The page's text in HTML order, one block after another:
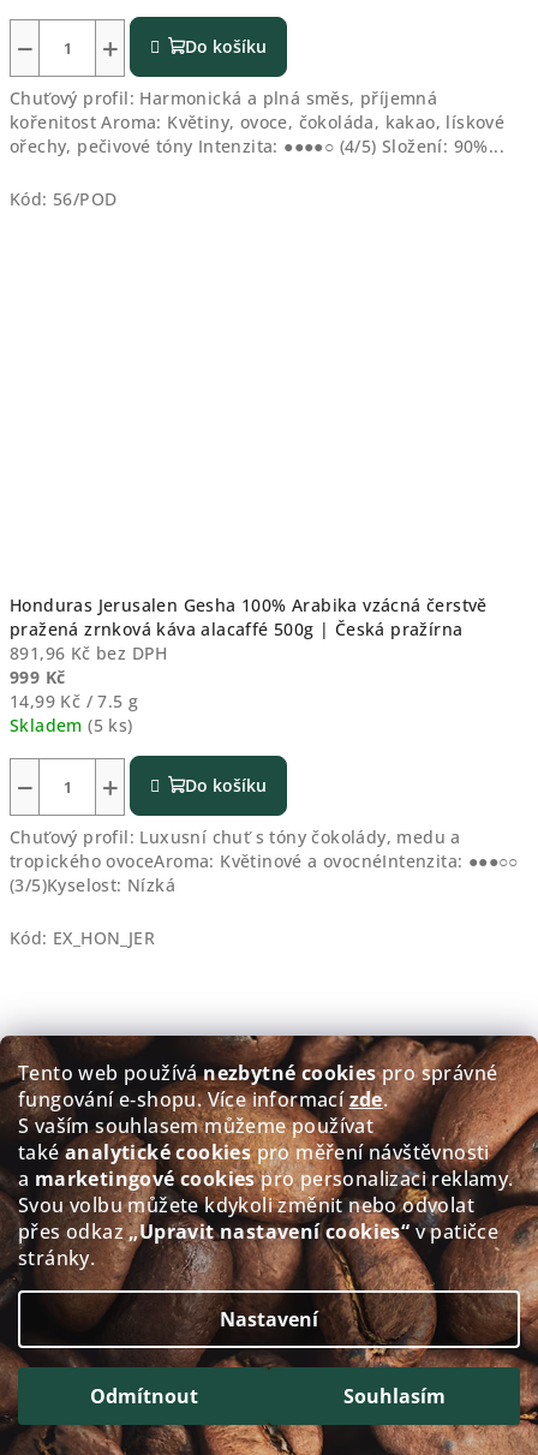
Tento web používánezbytné cookiespro správné
fungování e‑shopu. Více informacízde.
S vaším souhlasem můžeme používat
takéanalytické cookiespro měření návštěvnosti
a marketingové cookiespro personalizaci reklamy.
Svou volbu můžete kdykoli změnit nebo odvolat
přes odkaz„Upravit nastavení cookies“v patičce
stránky.
Nastavení
Odmítnout Souhlasím
+
− Do košíku
Chuťový profil: Harmonická a plná směs, příjemná
kořenitost Aroma: Květiny, ovoce, čokoláda, kakao, lískové
ořechy, pečivové tóny Intenzita: ●●●●○ (4/5) Složení: 90%...
Kód: 56/POD
Honduras Jerusalen Gesha 100% Arabika vzácná čerstvě
pražená zrnková káva alacaffé 500g | Česká pražírna
891,96 Kč bez DPH
999 Kč
Měrná
cena:
14,99 Kč / 7.5 g
Skladem(5 ks)
+
− Do košíku
Chuťový profil: Luxusní chuť s tóny čokolády, medu a
tropického ovoceAroma: Květinové a ovocnéIntenzita: ●●●○○
(3/5)Kyselost: Nízká
Kód: EX_HON_JER
Tupinamba Natural Dark 80% Arabika 20% Robusta -
zrnková káva 1kg
491,07 Kč bez DPH
550 Kč
Měrná
4,13 Kč / 7.5 g